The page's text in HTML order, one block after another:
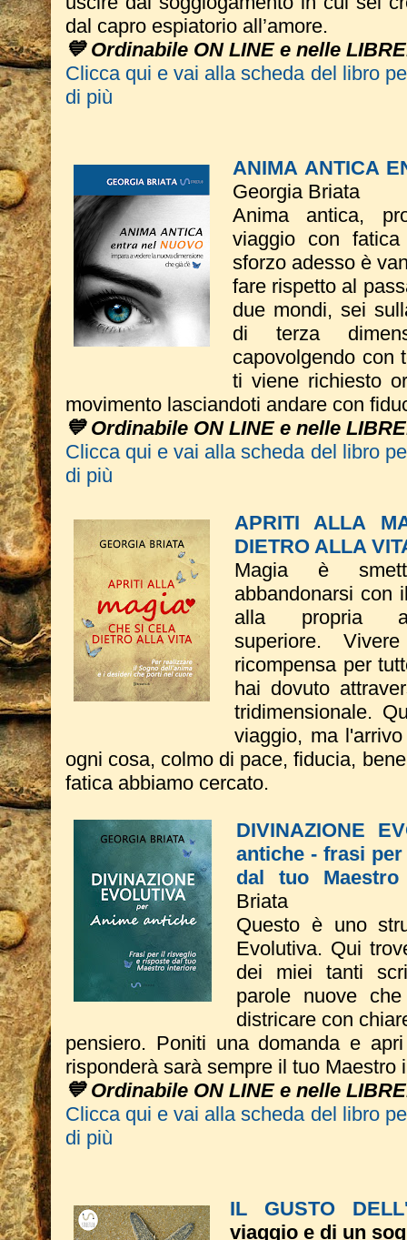
dal capro espiatorio all’amore.
💙 Ordinabile ON LINE e nelle
Clicca qui e vai alla scheda del libro
di più
ANIMA ANTICA
Georgia Briata
Anima antica,
viaggio con
sforzo adesso è
fare rispetto al
due mondi, sei
di terza
capovolgendo con
ti viene richiesto
movimento lasciandoti andare con
💙 Ordinabile ON LINE e nelle
Clicca qui e vai alla scheda del libro
di più
APRITI ALLA
DIETRO ALLA
Magia è
abbandonarsi con
alla
superiore.
ricompensa per
hai dovuto
tridimensionale.
viaggio, ma
ogni cosa, colmo di pace, fiducia,
fatica abbiamo cercato.
DIVINAZIONE
antiche - frasi
dal tuo Maestro
Briata
Questo è uno
Evolutiva. Qui
dei miei tanti
parole nuove
districare con
pensiero. Poniti una domanda e
risponderà sarà sempre il tuo Maestro
💙 Ordinabile ON LINE e nelle
Clicca qui e vai alla scheda del libro
di più
IL GUSTO
viaggio e di un